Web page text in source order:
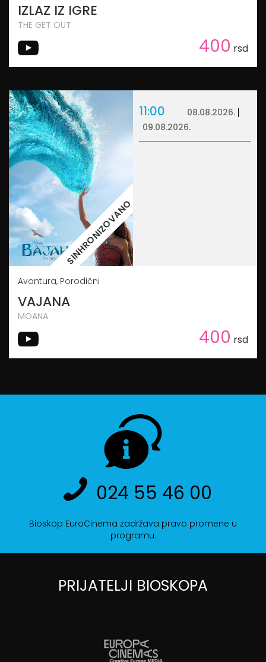
IZLAZ IZ IGRE
THE GET OUT
400 rsd
11:00
08.08.2026.
09.08.2026.
SINHRONIZOVANO
Avantura, Porodični
VAJANA
MOANA
400 rsd
024 55 46 00
Bioskop EuroCinema zadržava pravo promene u
programu.
PRIJATELJI BIOSKOPA